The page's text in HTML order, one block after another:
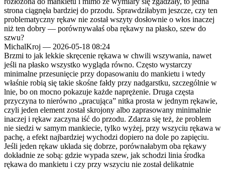
strona ciągnęła bardziej do przodu. Sprawdziłabym jeszcze, czy ten
problematyczny rękaw nie został wszyty dosłownie o włos inaczej
niż ten dobry — porównywałaś oba rękawy na płasko, szew do
szwu?
MichalKroj — 2026-05-18 08:24
Brzmi to jak lekkie skręcenie rękawa w chwili wszywania, nawet
jeśli na płasko wszystko wygląda równo. Często wystarczy
minimalne przesunięcie przy dopasowaniu do mankietu i wtedy
właśnie robią się takie skośne fałdy przy nadgarstku, szczególnie w
lnie, bo on mocno pokazuje każde naprężenie. Druga częsta
przyczyna to nierówno „pracująca” nitka prosta w jednym rękawie,
czyli jeden element został skrojony albo zaprasowany minimalnie
inaczej i rękaw zaczyna iść do przodu. Zdarza się też, że problem
nie siedzi w samym mankiecie, tylko wyżej, przy wszyciu rękawa w
pachę, a efekt najbardziej wychodzi dopiero na dole po zapięciu.
Jeśli jeden rękaw układa się dobrze, porównałabym oba rękawy
dokładnie ze sobą: gdzie wypada szew, jak schodzi linia środka
rękawa do mankietu i czy przy wszyciu nie został delikatnie